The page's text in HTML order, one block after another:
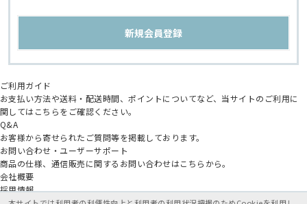
ご利用ガイド
お支払い方法や送料・配送時間、ポイントについてなど、当サイトのご利用に
関してはこちらをご確認ください。
Q&A
お客様から寄せられたご質問等を掲載しております。
お問い合わせ・ユーザーサポート
商品の仕様、通信販売に関するお問い合わせはこちらから。
会社概要
採用情報